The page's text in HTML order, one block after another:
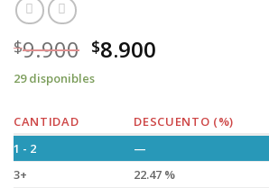
$9.900 $8.900
29 disponibles
CANTIDAD DESCUENTO (%)
1 - 2
—
3+
22.47 %